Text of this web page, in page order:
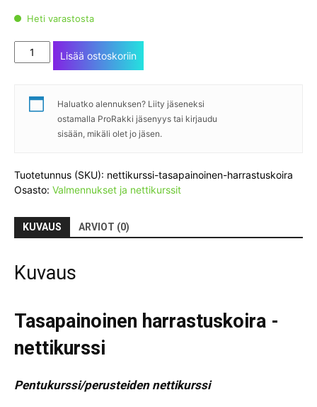
Heti varastosta
Nettikurssi:
Tasapainoinen
Lisää ostoskoriin
Haluatko alennuksen? Liity jäseneksi
ostamalla ProRakki jäsenyys tai kirjaudu
sisään, mikäli olet jo jäsen.
Tuotetunnus (SKU): nettikurssi-tasapainoinen-harrastuskoira
Osasto: Valmennukset ja nettikurssit
KUVAUS ARVIOT (0)
Kuvaus
Tasapainoinen harrastuskoira -
nettikurssi
Pentukurssi/perusteiden nettikurssi